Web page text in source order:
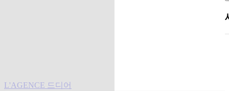
L'AGENCE 드디어